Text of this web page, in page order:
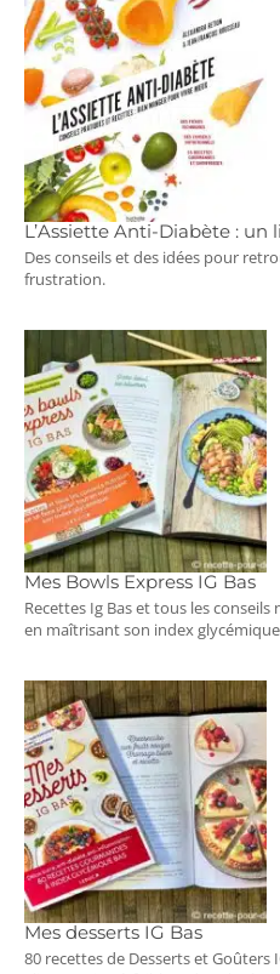
L’Assiette Anti-Diabète : un
Des conseils et des idées pour
frustration.
Mes Bowls Express IG Bas
Recettes Ig Bas et tous les
en maîtrisant son index glycémique
Mes desserts IG Bas
80 recettes de Desserts et Goûters